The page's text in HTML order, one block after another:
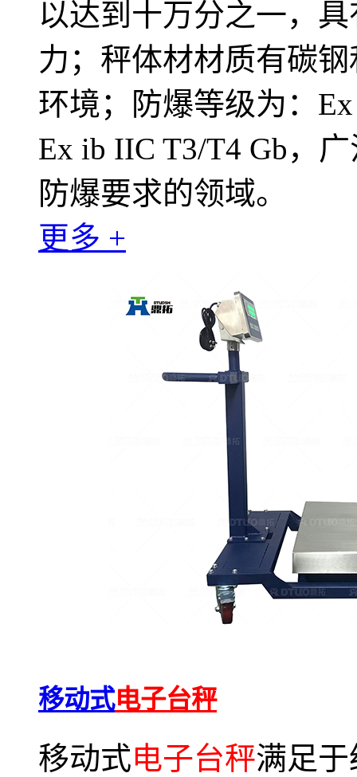
以达到十万分之一，
力；秤体材材质有碳
环境；防爆等级为：
Ex ib IIC T3/T4 Gb，
防爆要求的领域。
更多 +
移动式电子台秤
移动式电子台秤满足